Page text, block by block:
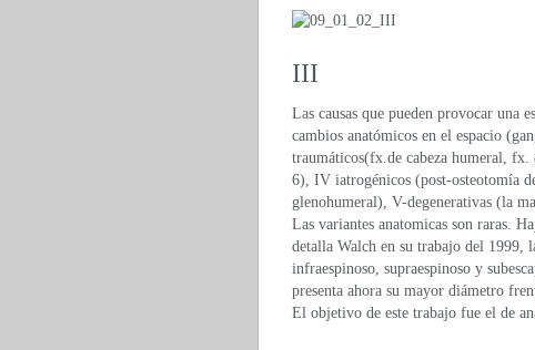
III
Las causas que pueden provocar una
cambios anatómicos en el espacio
traumáticos(fx.de cabeza humeral,
6), IV iatrogénicos (post-osteotomía
glenohumeral), V-degenerativas (la
Las variantes anatomicas son raras.
detalla Walch en su trabajo del 1999,
infraespinoso, supraespinoso y
presenta ahora su mayor diámetro
El objetivo de este trabajo fue el de